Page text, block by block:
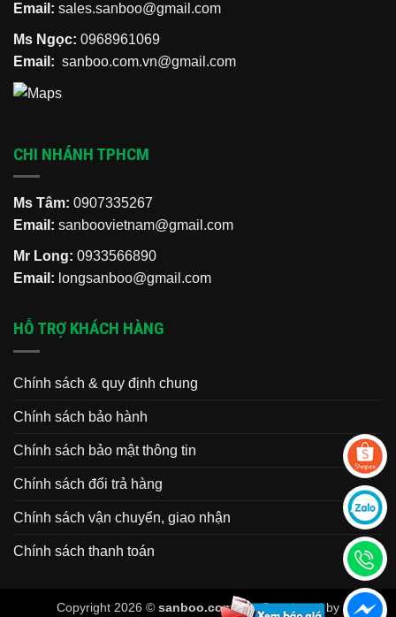
Email: sales.sanboo@gmail.com
Ms Ngọc: 0968961069
Email: sanboo.com.vn@gmail.com
CHI NHÁNH TPHCM
Ms Tâm: 0907335267
Email: sanboovietnam@gmail.com
Mr Long: 0933566890
Email: longsanboo@gmail.com
HỖ TRỢ KHÁCH HÀNG
Chính sách & quy định chung
Chính sách bảo hành
Chính sách bảo mật thông tin
Chính sách đổi trả hàng
Chính sách vận chuyển, giao nhận
Chính sách thanh toán
Copyright 2026 © sanboo.com.vn. Developed by